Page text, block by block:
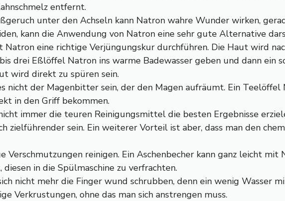
entfernt.
unter den Achseln kann Natron wahre Wunder wirken,
kann die Anwendung von Natron eine sehr gute Alternative
eine richtige Verjüngungskur durchführen. Die Haut wird
drei Eßlöffel Natron ins warme Badewasser geben und dann ein
wird direkt zu spüren sein.
nicht der Magenbitter sein, der den Magen aufräumt. Ein
in den Griff bekommen.
immer die teuren Reinigungsmittel die besten Ergebnisse
zielführender sein. Ein weiterer Vorteil ist aber, dass man den
Verschmutzungen reinigen. Ein Aschenbecher kann ganz leicht
in die Spülmaschine zu verfrachten.
nicht mehr die Finger wund schrubben, denn ein wenig Wasser
Verkrustungen, ohne das man sich anstrengen muss.